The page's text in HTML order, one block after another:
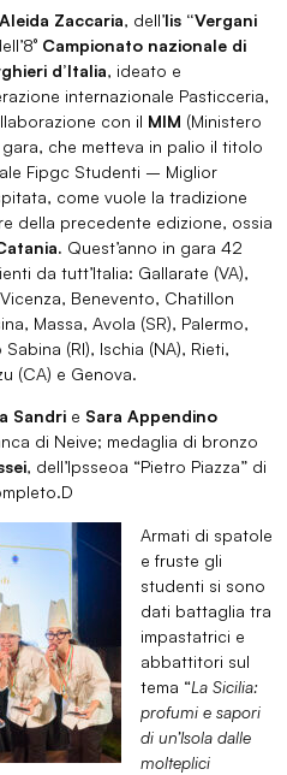
Zaccaria, dell’Iis “Vergani
Campionato nazionale di
d’Italia, ideato e
internazionale Pasticceria,
con il MIM (Ministero
gara, che metteva in palio il titolo
Fipgc Studenti – Miglior
come vuole la tradizione
della precedente edizione, ossia
Quest’anno in gara 42
da tutt’Italia: Gallarate (VA),
Benevento, Chatillon
Massa, Avola (SR), Palermo,
(RI), Ischia (NA), Rieti,
(CA) e Genova.
Sandri e Sara Appendino
di Neive; medaglia di bronzo
, dell’Ipsseoa “Pietro Piazza” di
Armati di spatole
e fruste gli
studenti si sono
dati battaglia tra
impastatrici e
abbattitori sul
tema “La Sicilia:
profumi e sapori
di un’Isola dalle
molteplici